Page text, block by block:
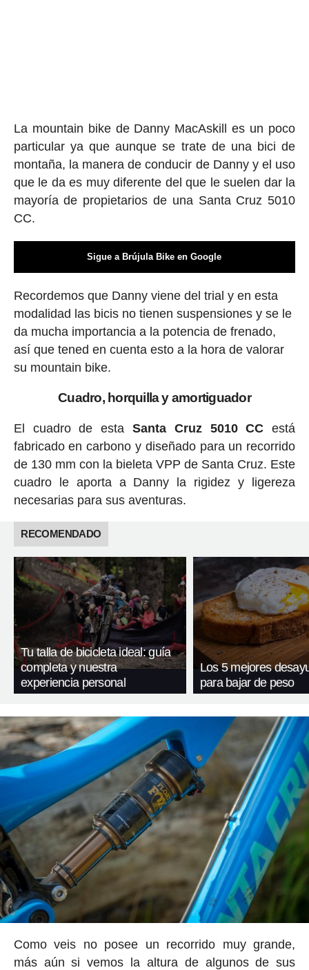
La mountain bike de Danny MacAskill es un poco
particular ya que aunque se trate de una bici de
montaña, la manera de conducir de Danny y el uso
que le da es muy diferente del que le suelen dar la
mayoría de propietarios de una Santa Cruz 5010
CC.
Sigue a Brújula Bike en Google
Recordemos que Danny viene del trial y en esta
modalidad las bicis no tienen suspensiones y se le
da mucha importancia a la potencia de frenado,
así que tened en cuenta esto a la hora de valorar
su mountain bike.
Cuadro, horquilla y amortiguador
El cuadro de esta Santa Cruz 5010 CCestá
fabricado en carbono y diseñado para un recorrido
de 130 mm con la bieleta VPP de Santa Cruz. Este
cuadro le aporta a Danny la rigidez y ligereza
necesarias para sus aventuras.
RECOMENDADO
Tu talla de bicicleta ideal: guía
completa y nuestra
experiencia personal
Los 5 mejores
para bajar de peso
Como veis no posee un recorrido muy grande,
más aún si vemos la altura de algunos de sus